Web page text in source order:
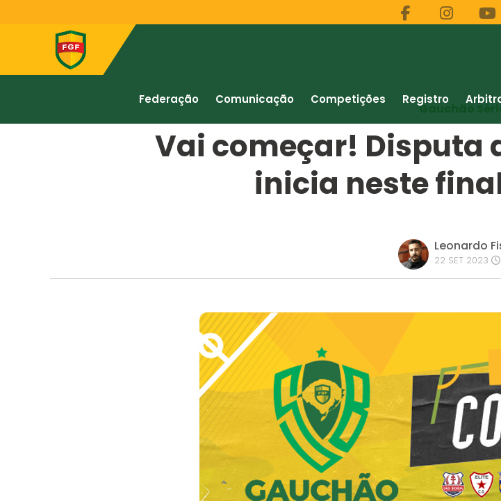
Federação Comunicação Competições Registro
Gauchão
Vai começar! Disputa
inicia neste
Leonardo
22 SET 2023